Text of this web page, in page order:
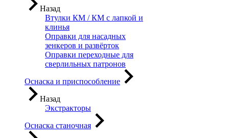
Назад
Втулки КМ / КМ с лапкой и
клинья
Оправки для насадных
зенкеров и развёрток
Оправки переходные для
сверлильных патронов
Оснаска и приспособление
Назад
Экстракторы
Оснаска станочная